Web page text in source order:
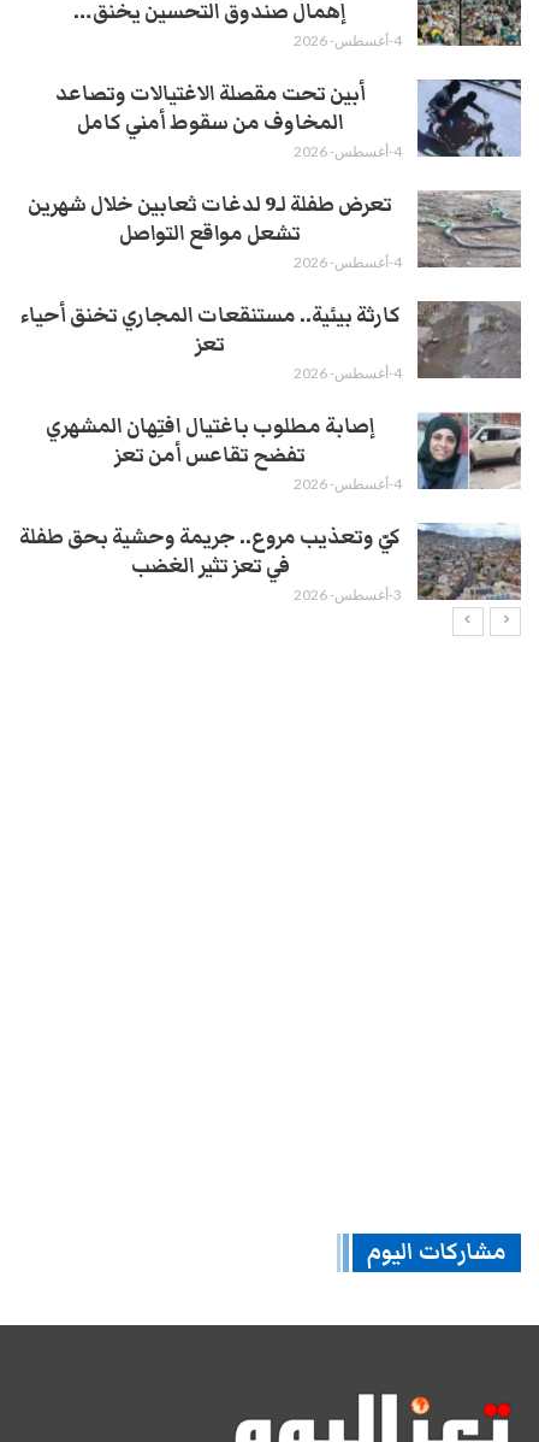
إهمال صندوق التحسين يخنق…
4-أغسطس- 2026
أبين تحت مقصلة الاغتيالات وتصاعد
المخاوف من سقوط أمني كامل
4-أغسطس- 2026
تعرض طفلة لـ9 لدغات ثعابين خلال شهرين
تشعل مواقع التواصل
4-أغسطس- 2026
كارثة بيئية.. مستنقعات المجاري تخنق أحياء
تعز
4-أغسطس- 2026
إصابة مطلوب باغتيال افتِهان المشهري
تفضح تقاعس أمن تعز
4-أغسطس- 2026
كيّ وتعذيب مروع.. جريمة وحشية بحق طفلة
في تعز تثير الغضب
3-أغسطس- 2026
مشاركات اليوم